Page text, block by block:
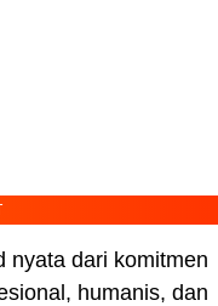
nyata dari komitmen
humanis, dan